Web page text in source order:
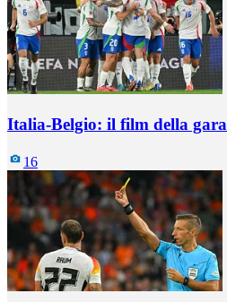
Italia-Belgio: il film della gara
16